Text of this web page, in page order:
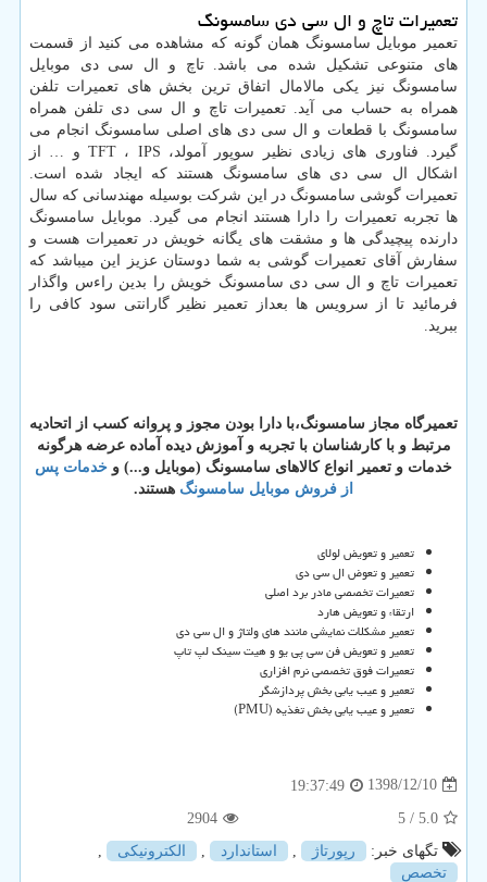
تعمیرات تاچ و ال سی دی سامسونگ
تعمیر موبایل سامسونگ همان گونه که مشاهده می کنید از قسمت
های متنوعی تشکیل شده می باشد. تاچ و ال سی دی موبایل
سامسونگ نیز یکی مالامال اتفاق ترین بخش های تعمیرات تلفن
همراه به حساب می آید. تعمیرات تاچ و ال سی دی تلفن همراه
سامسونگ با قطعات و ال سی دی های اصلی سامسونگ انجام می
گیرد. فناوری های زیادی نظیر سوپور آمولد، IPS ، TFT و …
از
اشکال ال سی دی های سامسونگ هستند که ایجاد شده است.
تعمیرات گوشی سامسونگ در این شرکت بوسیله مهندسانی که سال
ها تجربه تعمیرات را دارا هستند انجام می گیرد. موبایل سامسونگ
دارنده پیچیدگی ها و مشقت های یگانه خویش در تعمیرات هست و
سفارش آقای تعمیرات گوشی به شما دوستان عزیز این میباشد که
تعمیرات تاچ و ال سی دی سامسونگ خویش را بدین راءس واگذار
فرمائید تا از سرویس ها بعداز تعمیر نظیر گارانتی سود کافی را
ببرید.
تعمیرگاه مجاز سامسونگ،با دارا بودن مجوز و پروانه کسب از
اتحادیه
مرتبط و با کارشناسان با تجربه و آموزش دیده آماده عرضه هرگونه
خدمات و تعمیر انواع کالاهای سامسونگ (موبایل و...) و خدمات پس
از فروش موبایل سامسونگ هستند.
تعمیر و تعویض لولای
تعمیر و تعوض ال سی دی
تعمیرات تخصصی مادر برد اصلی
ارتقاء و تعویض هارد
تعمیر مشکلات نمایشی مانند های ولتاژ و ال سی دی
تعمیر و تعویض فن سی پی یو و هیت سینک لپ تاپ
تعمیرات فوق تخصصی نرم افزاری
تعمیر و عیب یابی بخش پردازشگر
تعمیر و عیب یابی بخش تغذیه (PMU
)
1398/12/10
19:37:49
5.0
/ 5
2904
تگهای خبر:
رپورتاژ استاندارد الكترونیكی
تخصص